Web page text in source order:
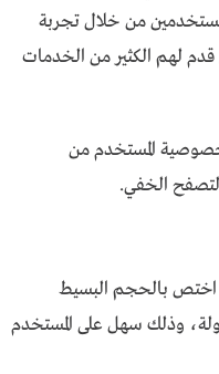
من خلال تجربة
لهم الكثير من الخدمات
المستخدم من
الخفي.
اختص بالحجم البسيط
وذلك سهل على المستخدم